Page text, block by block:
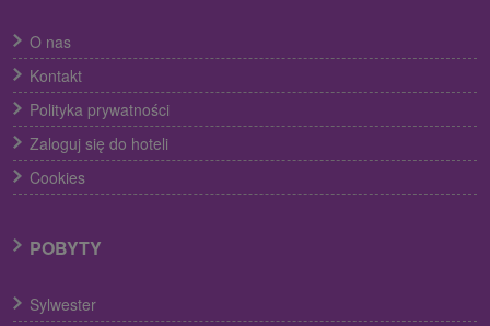
O nas
Kontakt
Polityka prywatności
Zaloguj się do hoteli
Cookies
POBYTY
Sylwester